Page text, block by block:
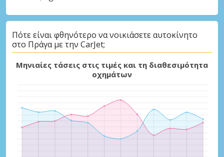
Πότε είναι φθηνότερο να νοικιάσετε αυτοκίνητο
στο Πράγα με την CarJet;
Μηνιαίες τάσεις στις τιμές και τη διαθεσιμότητα
οχημάτων